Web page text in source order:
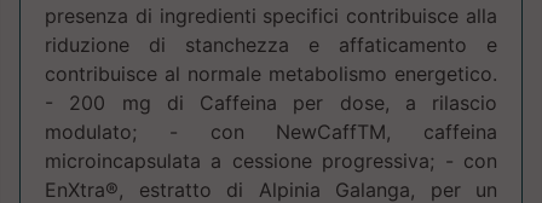
presenza di ingredienti specifici contribuisce alla
riduzione di stanchezza e affatica­mento e
contribuisce al normale metabolismo energetico.
- 200 mg di Caffeina per dose, a rilascio
modulato; - con NewCaffTM, caffeina
microincapsulata a cessione progressiva; - con
EnXtra®, estratto di Alpinia Galanga, per un